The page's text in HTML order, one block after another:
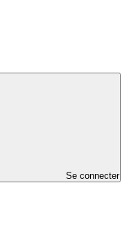
Se connecter